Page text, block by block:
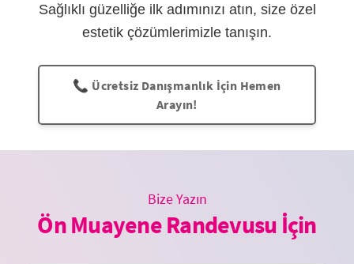
Sağlıklı güzelliğe ilk adımınızı atın, size özel
estetik çözümlerimizle tanışın.
📞 Ücretsiz Danışmanlık İçin Hemen
Arayın!
Bize Yazın
Ön Muayene Randevusu İçin